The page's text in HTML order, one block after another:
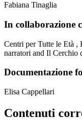
Fabiana Tinaglia
In collaborazione
Centri per Tutte le Età ,
narratori and Il Cerchio
Documentazione
Elisa Cappellari
Contenuti